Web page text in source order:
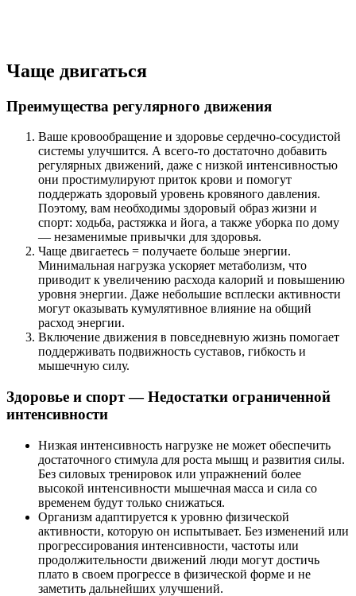
Чаще двигаться
Преимущества регулярного движения
Ваше кровообращение и здоровье сердечно-сосудистой
системы улучшится. А всего-то достаточно добавить
регулярных движений, даже с низкой интенсивностью
они простимулируют приток крови и помогут
поддержать здоровый уровень кровяного давления.
Поэтому, вам необходимы здоровый образ жизни и
спорт: ходьба, растяжка и йога, а также уборка по дому
— незаменимые привычки для здоровья.
Чаще двигаетесь = получаете больше энергии.
Минимальная нагрузка ускоряет метаболизм, что
приводит к увеличению расхода калорий и повышению
уровня энергии. Даже небольшие всплески активности
могут оказывать кумулятивное влияние на общий
расход энергии.
Включение движения в повседневную жизнь помогает
поддерживать подвижность суставов, гибкость и
мышечную силу.
Здоровье и спорт — Недостатки ограниченной
интенсивности
Низкая интенсивность нагрузке не может обеспечить
достаточного стимула для роста мышц и развития силы.
Без силовых тренировок или упражнений более
высокой интенсивности мышечная масса и сила со
временем будут только снижаться.
Организм адаптируется к уровню физической
активности, которую он испытывает. Без изменений или
прогрессирования интенсивности, частоты или
продолжительности движений люди могут достичь
плато в своем прогрессе в физической форме и не
заметить дальнейших улучшений.